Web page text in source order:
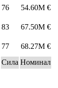
76 54.60M €
83 67.50M €
77
68.27M €
Сила Номинал